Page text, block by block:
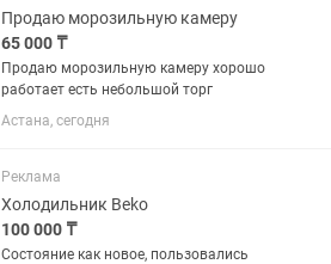
Продаю морозильную камеру
65 000 ₸
Продаю морозильную камеру хорошо
работает есть небольшой торг
Астана, сегодня
Реклама
Холодильник Beko
100 000 ₸
Состояние как новое, пользовались